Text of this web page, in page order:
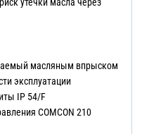
масляным впрыском
эксплуатации
IP 54/F
COMCON 210